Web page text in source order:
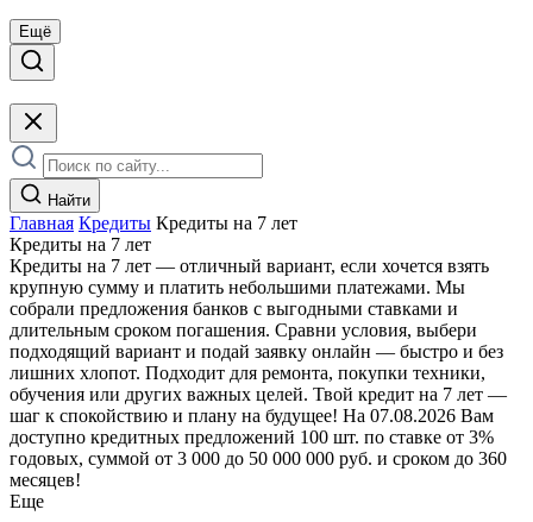
Ещё
Найти
Главная Кредиты Кредиты на 7 лет
Кредиты на 7 лет
Кредиты на 7 лет — отличный вариант, если хочется взять
крупную сумму и платить небольшими платежами. Мы
собрали предложения банков с выгодными ставками и
длительным сроком погашения. Сравни условия, выбери
подходящий вариант и подай заявку онлайн — быстро и без
лишних хлопот. Подходит для ремонта, покупки техники,
обучения или других важных целей. Твой кредит на 7 лет —
шаг к спокойствию и плану на будущее! На 07.08.2026 Вам
доступно кредитных предложений 100 шт. по ставке от 3%
годовых, суммой от 3 000 до 50 000 000 руб. и сроком до 360
месяцев!
Еще